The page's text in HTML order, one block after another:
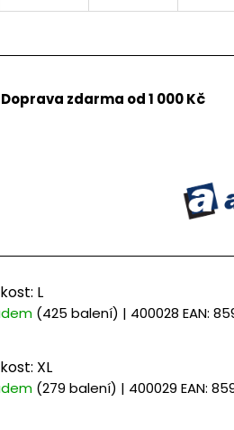
Doprava zdarma od 1 000 Kč
L
(425 balení) | 400028 EAN:
XL
(279 balení) | 400029 EAN: